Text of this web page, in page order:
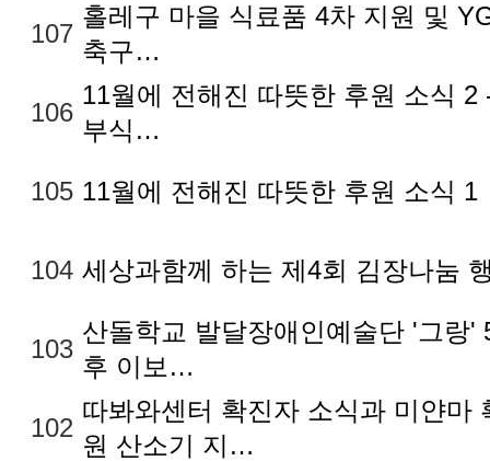
107
홀레구 마을 식료품 4차 지원 및
축구…
106
11월에 전해진 따뜻한 후원 소식 2
부식…
105 11월에 전해진 따뜻한 후원 소식 1
104 세상과함께 하는 제4회 김장나눔
103
산돌학교 발달장애인예술단 '그랑'
후 이보…
102
따봐와센터 확진자 소식과 미얀마
원 산소기 지…